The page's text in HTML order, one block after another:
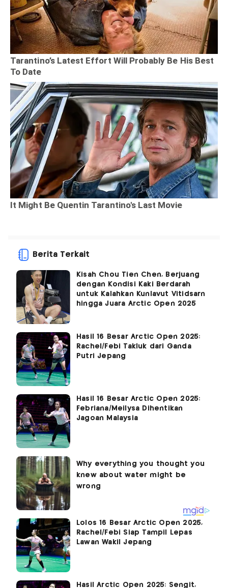
Berita Terkait
Kisah Chou Tien Chen, Berjuang
dengan Kondisi Kaki Berdarah
untuk Kalahkan Kunlavut Vitidsarn
hingga Juara Arctic Open 2025
Hasil 16 Besar Arctic Open 2025:
Rachel/Febi Takluk dari Ganda
Putri Jepang
Hasil 16 Besar Arctic Open 2025:
Febriana/Meilysa Dihentikan
Jagoan Malaysia
Lolos 16 Besar Arctic Open 2025,
Rachel/Febi Siap Tampil Lepas
Lawan Wakil Jepang
Hasil Arctic Open 2025: Sengit,